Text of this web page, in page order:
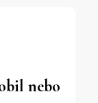
nebo